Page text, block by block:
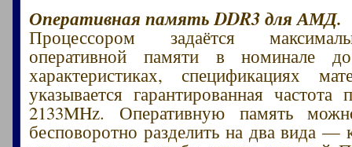
Оперативная память DDR3 для АМД.
Процессором задаётся
оперативной памяти в номинале
характеристиках, спецификациях
указывается гарантированная частота
2133MHz. Оперативную память
бесповоротно разделить на два вида —